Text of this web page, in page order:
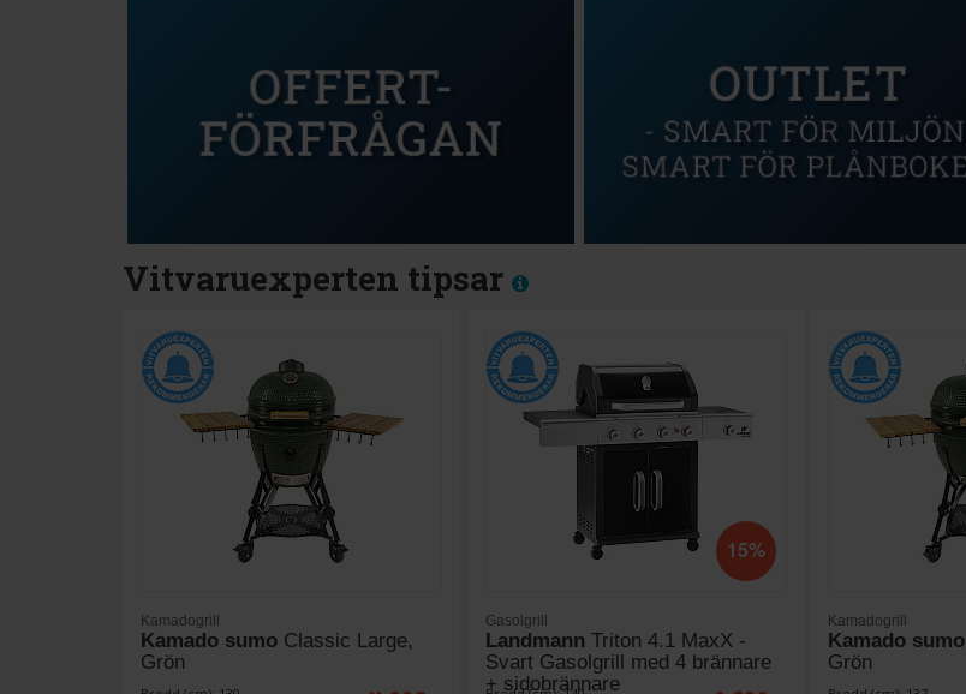
Vitvaruexperten tipsar
Kamadogrill
Kamado sumo Classic Large,
Grön
15%
Gasolgrill
Landmann Triton 4.1 MaxX -
Svart Gasolgrill med 4 brännare
+ sidobrännare
Kamadogrill
Kamado sumo
Grön